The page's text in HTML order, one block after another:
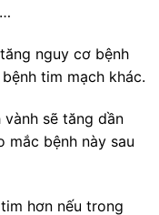
nguy cơ bệnh
tim mạch khác.
sẽ tăng dần
bệnh này sau
hơn nếu trong